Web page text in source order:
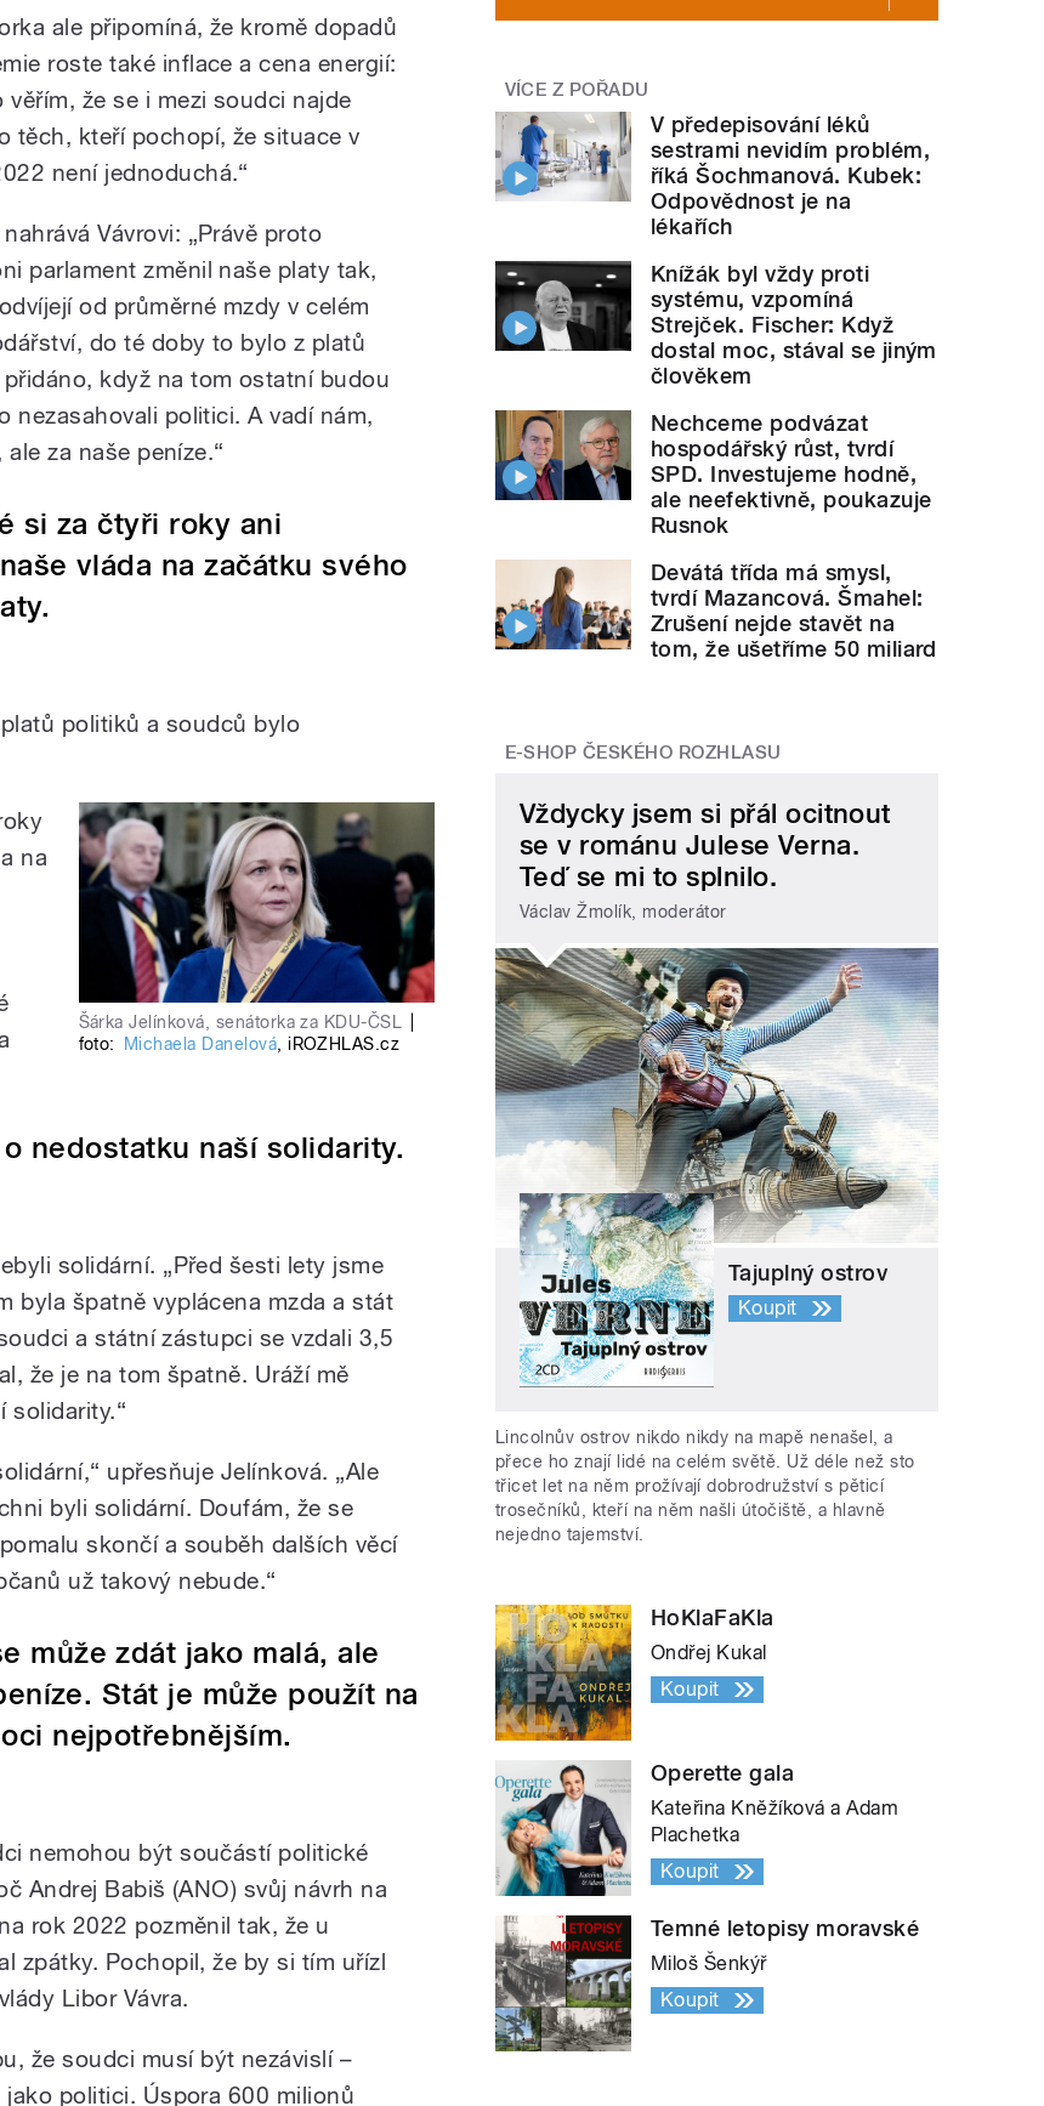
ale připomíná, že kromě dopadů
roste také inflace a cena energií:
věřím, že se i mezi soudci najde
těch, kteří pochopí, že situace v
není jednoduchá.“
nahrává Vávrovi: „Právě proto
parlament změnil naše platy tak,
od průměrné mzdy v celém
do té doby to bylo z platů
když na tom ostatní budou
nezasahovali politici. A vadí nám,
za naše peníze.“
si za čtyři roky ani
vláda na začátku svého
politiků a soudců bylo
Šárka Jelínková, senátorka za KDU-ČSL
foto:
Michaela Danelová,iROZHLAS.cz
na
nedostatku naší solidarity.
solidární. „Před šesti lety jsme
byla špatně vyplácena mzda a stát
a státní zástupci se vzdali 3,5
že je na tom špatně. Uráží mě
solidarity.“
upřesňuje Jelínková. „Ale
byli solidární. Doufám, že se
skončí a souběh dalších věcí
už takový nebude.“
může zdát jako malá, ale
Stát je může použít na
nejpotřebnějším.
nemohou být součástí politické
Andrej Babiš (ANO) svůj návrh na
rok 2022 pozměnil tak, že u
zpátky. Pochopil, že by si tím uřízl
Libor Vávra.
že soudci musí být nezávislí –
jako politici. Úspora 600 milionů
VÍCE Z POŘADU
V předepisování léků
sestrami nevidím problém,
říká Šochmanová. Kubek:
Odpovědnost je na
lékařích
Knížák byl vždy proti
systému, vzpomíná
Strejček. Fischer: Když
dostal moc, stával se jiným
člověkem
Nechceme podvázat
hospodářský růst, tvrdí
SPD. Investujeme hodně,
ale neefektivně, poukazuje
Rusnok
Devátá třída má smysl,
tvrdí Mazancová. Šmahel:
Zrušení nejde stavět na
tom, že ušetříme 50 miliard
E-SHOP ČESKÉHO ROZHLASU
Vždycky jsem si přál ocitnout
se v románu Julese Verna.
Teď se mi to splnilo.
Václav Žmolík, moderátor
Tajuplný ostrov
Koupit
Lincolnův ostrov nikdo nikdy na mapě nenašel, a
přece ho znají lidé na celém světě. Už déle než sto
třicet let na něm prožívají dobrodružství s pěticí
trosečníků, kteří na něm našli útočiště, a hlavně
nejedno tajemství.
HoKlaFaKla
Ondřej Kukal
Koupit
Operette gala
Kateřina Kněžíková a Adam
Plachetka
Koupit
Temné letopisy moravské
Miloš Šenkýř
Koupit